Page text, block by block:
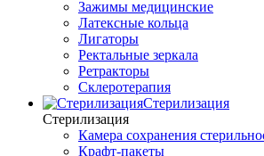
Зажимы медицинские
Латексные кольца
Лигаторы
Ректальные зеркала
Ретракторы
Склеротерапия
Стерилизация
Стерилизация
Камера сохранения
Крафт-пакеты